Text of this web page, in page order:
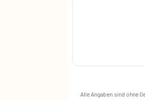
Alle Angaben sind ohne